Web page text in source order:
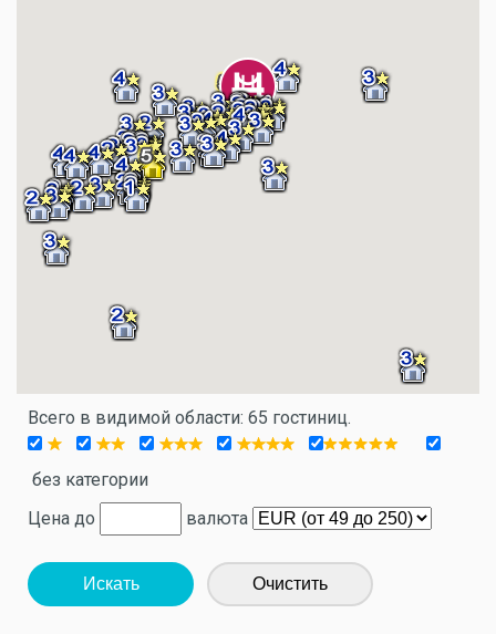
Всего в видимой области: 65 гостиниц.
без категории
Цена до
валюта
Искать Очистить